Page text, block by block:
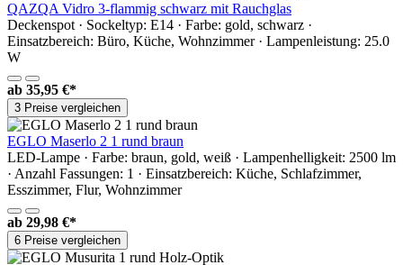
QAZQA Vidro 3-flammig schwarz mit Rauchglas
Deckenspot · Sockeltyp: E14 · Farbe: gold, schwarz ·
Einsatzbereich: Büro, Küche, Wohnzimmer · Lampenleistung: 25.0
W
ab 35,95 €*
3 Preise vergleichen
EGLO Maserlo 2 1 rund braun
LED-Lampe · Farbe: braun, gold, weiß · Lampenhelligkeit: 2500 lm
· Anzahl Fassungen: 1 · Einsatzbereich: Küche, Schlafzimmer,
Esszimmer, Flur, Wohnzimmer
ab 29,98 €*
6 Preise vergleichen